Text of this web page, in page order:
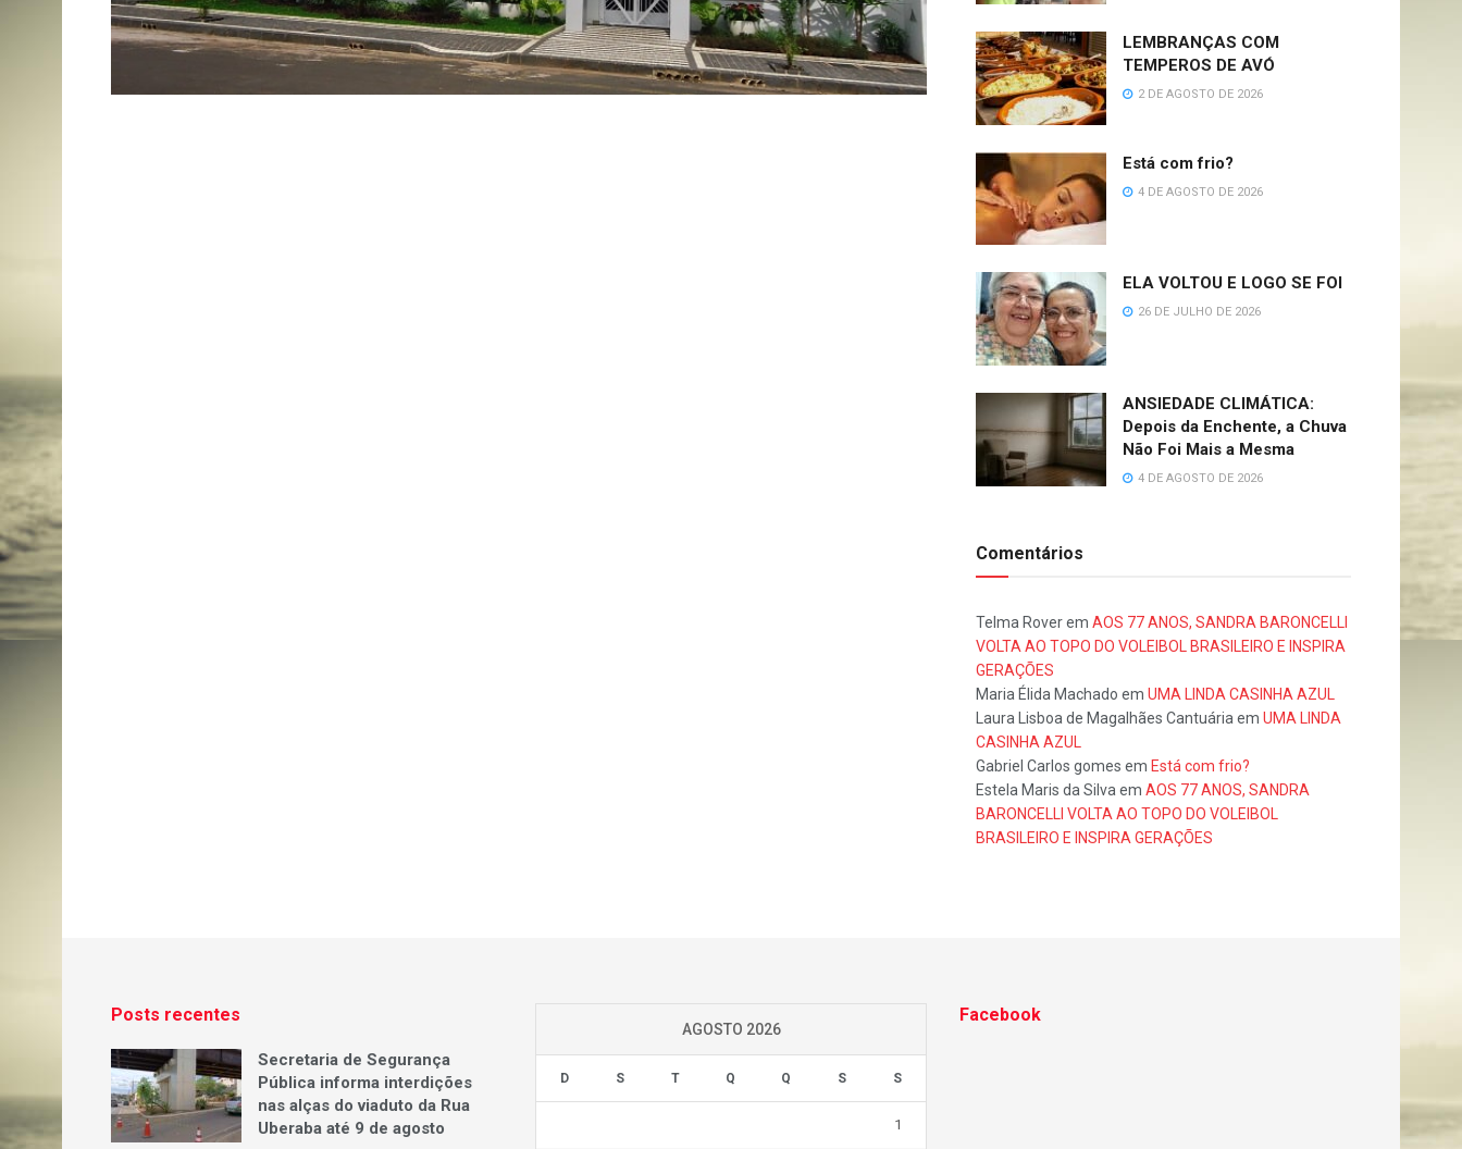
LEMBRANÇAS COM
TEMPEROS DE AVÓ
2 DE AGOSTO DE 2026
Está com frio?
4 DE AGOSTO DE 2026
ELA VOLTOU E LOGO SE FOI
26 DE JULHO DE 2026
ANSIEDADE CLIMÁTICA:
Depois da Enchente, a Chuva
Não Foi Mais a Mesma
4 DE AGOSTO DE 2026
Comentários
Telma Roverem AOS 77 ANOS, SANDRA BARONCELLI
VOLTA AO TOPO DO VOLEIBOL BRASILEIRO E INSPIRA
GERAÇÕES
Maria Élida Machado em UMA LINDA CASINHA AZUL
Laura Lisboa de Magalhães Cantuária em UMA LINDA
CASINHA AZUL
Gabriel Carlos gomes em Está com frio?
Estela Maris da Silva em AOS 77 ANOS, SANDRA
BARONCELLI VOLTA AO TOPO DO VOLEIBOL
BRASILEIRO E INSPIRA GERAÇÕES
Posts recentes
Secretaria de Segurança
Pública informa interdições
nas alças do viaduto da Rua
Uberaba até 9 de agosto
AGOSTO 2026
D S T Q Q S S
1
Facebook